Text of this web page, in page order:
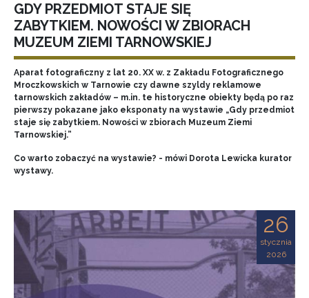
GDY PRZEDMIOT STAJE SIĘ
ZABYTKIEM. NOWOŚCI W ZBIORACH
MUZEUM ZIEMI TARNOWSKIEJ
Aparat fotograficzny z lat 20. XX w. z Zakładu Fotograficznego
Mroczkowskich w Tarnowie czy dawne szyldy reklamowe
tarnowskich zakładów – m.in. te historyczne obiekty będą po raz
pierwszy pokazane jako eksponaty na wystawie „Gdy przedmiot
staje się zabytkiem. Nowości w zbiorach Muzeum Ziemi
Tarnowskiej.”
Co warto zobaczyć na wystawie? - mówi Dorota Lewicka kurator
wystawy.
26
stycznia
2026